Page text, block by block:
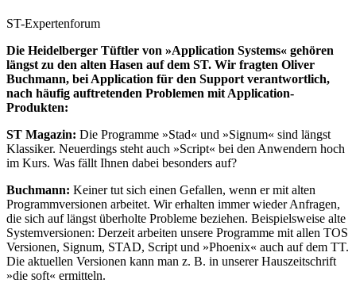
ST-Expertenforum
Die Heidelberger Tüftler von »Application Systems« gehören
längst zu den alten Hasen auf dem ST. Wir fragten Oliver
Buchmann, bei Application für den Support verantwortlich,
nach häufig auftretenden Problemen mit Application-
Produkten:
ST Magazin: Die Programme »Stad« und »Signum« sind längst
Klassiker. Neuerdings steht auch »Script« bei den Anwendern hoch
im Kurs. Was fällt Ihnen dabei besonders auf?
Buchmann: Keiner tut sich einen Gefallen, wenn er mit alten
Programmversionen arbeitet. Wir erhalten immer wieder Anfragen,
die sich auf längst überholte Probleme beziehen. Beispielsweise alte
Systemversionen: Derzeit arbeiten unsere Programme mit allen TOS
Versionen, Signum, STAD, Script und »Phoenix« auch auf dem TT.
Die aktuellen Versionen kann man z. B. in unserer Hauszeitschrift
»die soft« ermitteln.